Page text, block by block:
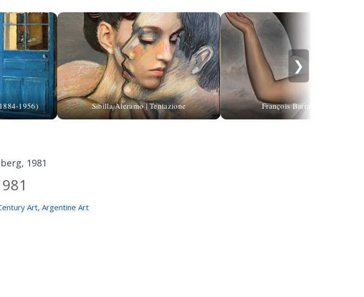
1956) Sibilla Aleramo | Tentazione François Barraud | Figurative
❯
1981
Art, Argentine Art